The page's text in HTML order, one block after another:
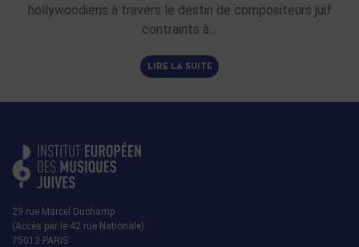
hollywoodiens à travers le destin de compositeurs juif
contraints à…
LIRE LA SUITE
29 rue Marcel Duchamp
(Accès par le 42 rue Nationale)
75013 PARIS